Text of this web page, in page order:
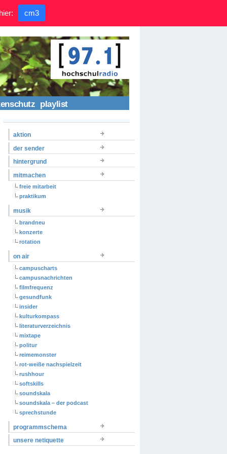
playlist
aktion
der sender
hintergrund
mitmachen
freie mitarbeit
praktikum
musik
brandneu
konzerte
rotation
on air
campuscharts
campusnachrichten
filmfrequenz
gesundfunk
insider
kulturkompass
literaturverzeichnis
mixtape
politur
reimemonster
rot-weiße nachspielzeit
rushhour
softskills
soundskala
soundskala – der podcast
sprechstunde
programmschema
unsere netiquette
cm3